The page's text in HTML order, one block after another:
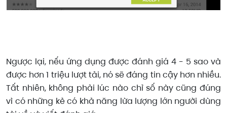
Ngược lại, nếu ứng dụng được đánh giá 4 - 5 sao và
được hơn 1 triệu lượt tải, nó sẽ đáng tin cậy hơn nhiều.
Tất nhiên, không phải lúc nào chỉ số này cũng đúng
vì có những kẻ có khả năng lừa lượng lớn người dùng